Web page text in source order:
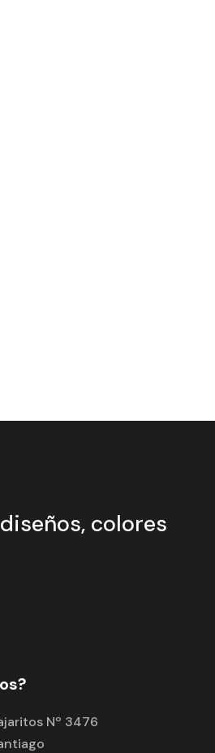
diseños, colores
Nº 3476